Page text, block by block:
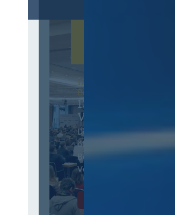
12. & 13. November 2026 in
Berlin
13. Deutscher
Vergabetag
Der Jahreskongress für
öffentliches
Beschaffungswesen und
Vergaberecht